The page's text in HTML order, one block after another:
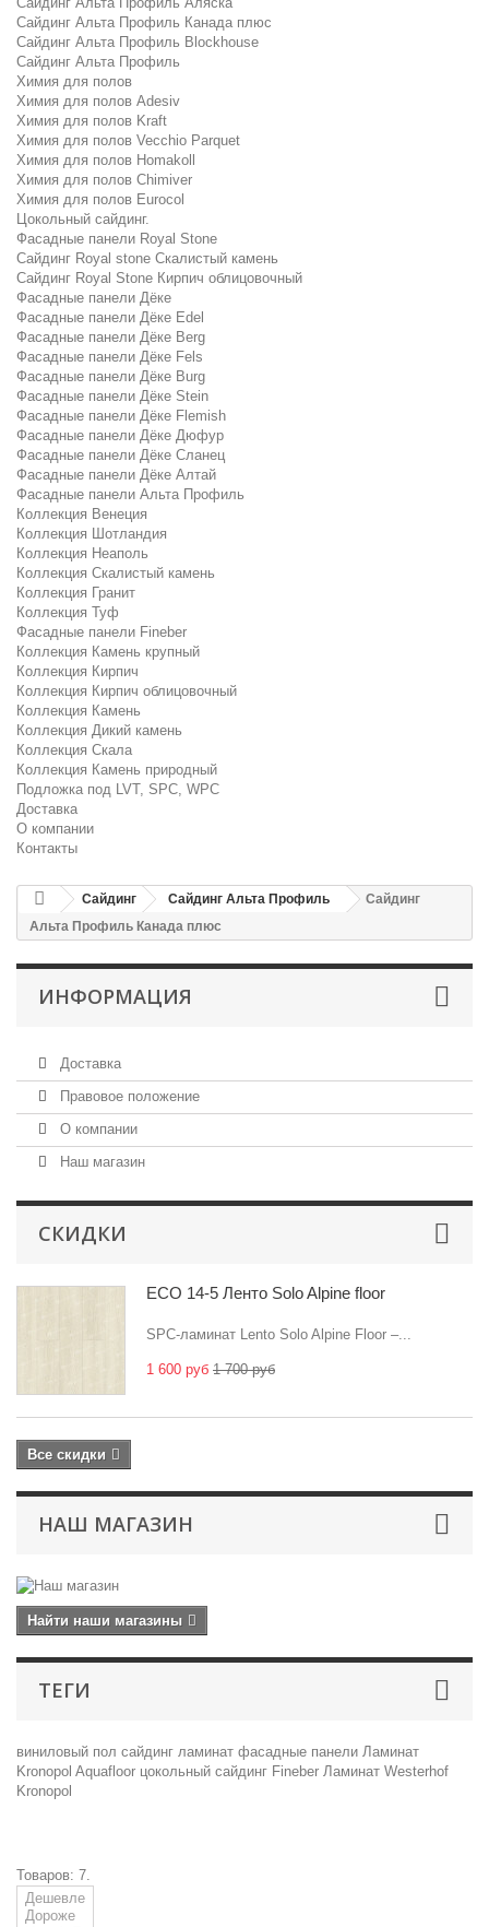
Сайдинг Альта Профиль Канада плюс
Сайдинг Альта Профиль Blockhouse
Сайдинг Альта Профиль
Химия для полов
Химия для полов Adesiv
Химия для полов Kraft
Химия для полов Vecchio Parquet
Химия для полов Homakoll
Химия для полов Chimiver
Химия для полов Eurocol
Цокольный сайдинг.
Фасадные панели Royal Stone
Сайдинг Royal stone Скалистый камень
Сайдинг Royal Stone Кирпич облицовочный
Фасадные панели Дёке
Фасадные панели Дёке Edel
Фасадные панели Дёке Berg
Фасадные панели Дёке Fels
Фасадные панели Дёке Burg
Фасадные панели Дёке Stein
Фасадные панели Дёке Flemish
Фасадные панели Дёке Дюфур
Фасадные панели Дёке Сланец
Фасадные панели Дёке Алтай
Фасадные панели Альта Профиль
Коллекция Венеция
Коллекция Шотландия
Коллекция Неаполь
Коллекция Скалистый камень
Коллекция Гранит
Коллекция Туф
Фасадные панели Fineber
Коллекция Камень крупный
Коллекция Кирпич
Коллекция Кирпич облицовочный
Коллекция Камень
Коллекция Дикий камень
Коллекция Скала
Коллекция Камень природный
Подложка под LVT, SPC, WPC
Доставка
О компании
Контакты
Сайдинг Сайдинг Альта Профиль
Сайдинг
Альта Профиль Канада плюс
ИНФОРМАЦИЯ
Доставка
Правовое положение
О компании
Наш магазин
СКИДКИ
ECO 14-5 Ленто Solo Alpine floor
SPC-ламинат Lento Solo Alpine Floor –...
1 600 руб 1 700 руб
Все скидки
НАШ МАГАЗИН
Найти наши магазины
ТЕГИ
виниловый пол сайдинг ламинат фасадные панели Ламинат
Kronopol Aquafloor цокольный сайдинг Fineber Ламинат Westerhof
Kronopol
Товаров: 7.